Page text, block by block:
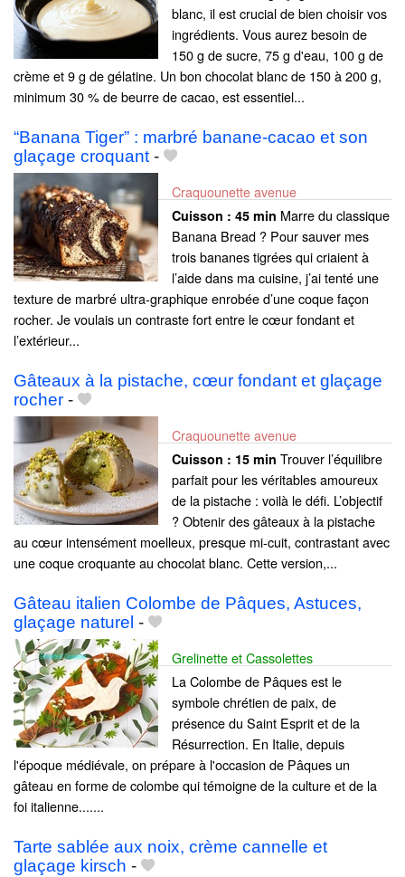
blanc, il est crucial de bien choisir vos
ingrédients. Vous aurez besoin de
150 g de sucre, 75 g d'eau, 100 g de
crème et 9 g de gélatine. Un bon chocolat blanc de 150 à 200 g,
minimum 30 % de beurre de cacao, est essentiel...
“Banana Tiger” : marbré banane-cacao et son
glaçage croquant -
Craquounette avenue
Cuisson : 45 min Marre du classique
Banana Bread ? Pour sauver mes
trois bananes tigrées qui criaient à
l’aide dans ma cuisine, j’ai tenté une
texture de marbré ultra-graphique enrobée d’une coque façon
rocher. Je voulais un contraste fort entre le cœur fondant et
l’extérieur...
Gâteaux à la pistache, cœur fondant et glaçage
rocher -
Craquounette avenue
Cuisson : 15 min Trouver l’équilibre
parfait pour les véritables amoureux
de la pistache : voilà le défi. L’objectif
? Obtenir des gâteaux à la pistache
au cœur intensément moelleux, presque mi-cuit, contrastant avec
une coque croquante au chocolat blanc. Cette version,...
Gâteau italien Colombe de Pâques, Astuces,
glaçage naturel -
Grelinette et Cassolettes
La Colombe de Pâques est le
symbole chrétien de paix, de
présence du Saint Esprit et de la
Résurrection. En Italie, depuis
l'époque médiévale, on prépare à l'occasion de Pâques un
gâteau en forme de colombe qui témoigne de la culture et de la
foi italienne.......
Tarte sablée aux noix, crème cannelle et
glaçage kirsch -